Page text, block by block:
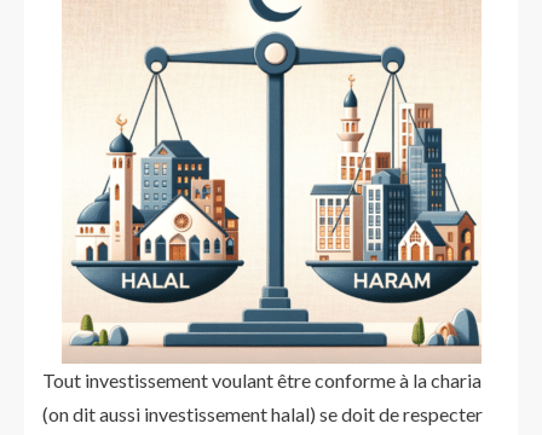
Tout investissement voulant être conforme à la charia
(on dit aussi investissement halal) se doit de respecter